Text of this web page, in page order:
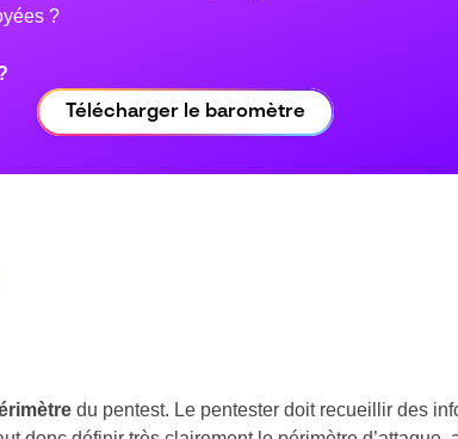
?
Télécharger le baromètre
du pentest. Le pentester doit recueillir des